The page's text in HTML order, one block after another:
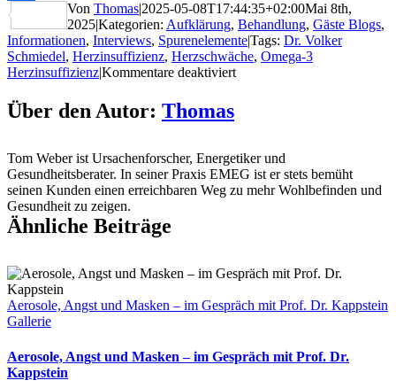
Teilen
Von Thomas|2025-05-08T17:44:35+02:00Mai 8th,
2025|Kategorien: Aufklärung, Behandlung, Gäste Blogs,
Informationen, Interviews, Spurenelemente|Tags: Dr. Volker
Schmiedel, Herzinsuffizienz, Herzschwäche, Omega-3
Herzinsuffizienz|Kommentare deaktiviertfür
–
Behandlung
der
Herzinsuffizienz.
Schmiedel
Über den Autor: Thomas
Tom Weber ist Ursachenforscher, Energetiker und
Gesundheitsberater. In seiner Praxis EMEG ist er stets bemüht
seinen Kunden einen erreichbaren Weg zu mehr Wohlbefinden und
Gesundheit zu zeigen.
Ähnliche Beiträge
Aerosole, Angst und Masken – im Gespräch mit Prof. Dr. Kappstein
Gallerie
Aerosole, Angst und Masken – im Gespräch mit Prof. Dr.
Kappstein